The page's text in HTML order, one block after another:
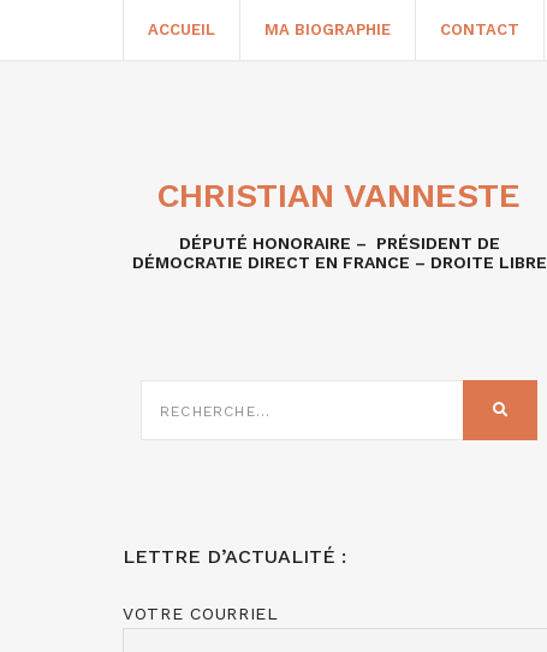
ACCUEIL MA BIOGRAPHIE CONTACT
CHRISTIAN VANNESTE
DÉPUTÉ HONORAIRE – PRÉSIDENT DE
DÉMOCRATIE DIRECT EN FRANCE – DROITE LIBRE
SUR
LETTRE D’ACTUALITÉ :
VOTRE COURRIEL